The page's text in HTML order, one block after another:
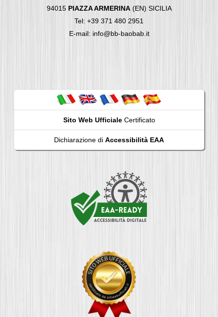
94015 PIAZZA ARMERINA(EN) SICILIA
Tel: +39 371 480 2951
E-mail: info@bb-baobab.it
Sito Web UfficialeCertificato
Dichiarazione di Accessibilità EAA